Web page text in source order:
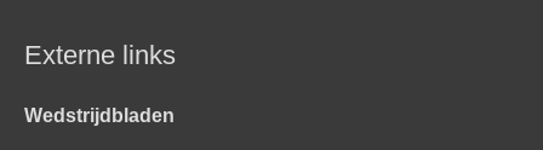
Externe links
Wedstrijdbladen